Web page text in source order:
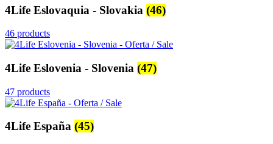
4Life Eslovaquia - Slovakia (46)
46 products
4Life Eslovenia - Slovenia (47)
47 products
4Life España (45)